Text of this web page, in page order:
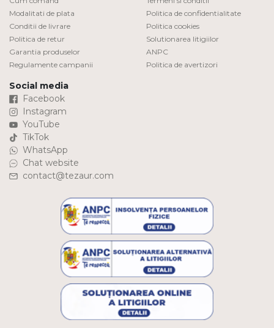
Modalitati de plata
Conditii de livrare
Politica de retur
Garantia produselor
Regulamente campanii
Politica de confidentialitate
Politica cookies
Solutionarea litigiilor
ANPC
Politica de avertizori
Social media
Facebook
Instagram
YouTube
TikTok
WhatsApp
Chat website
contact@tezaur.com